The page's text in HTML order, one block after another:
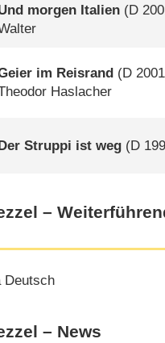
morgen Italien (D
im Reisrand (D
Haslacher
Struppi ist weg (D
–
Deutsch
– News